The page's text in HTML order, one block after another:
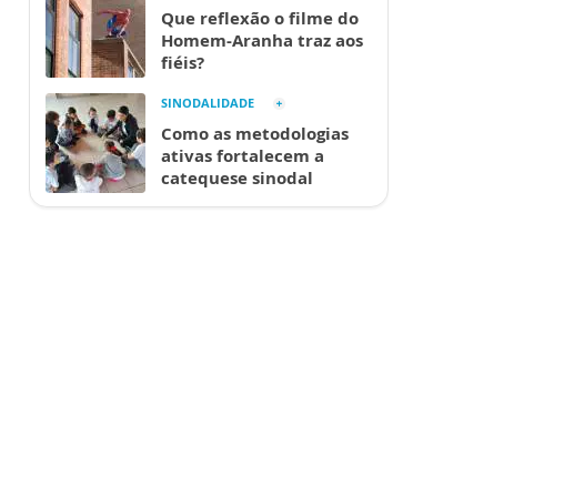
Que reflexão o filme do
Homem-Aranha traz aos
fiéis?
SINODALIDADE
Como as metodologias
ativas fortalecem a
catequese sinodal